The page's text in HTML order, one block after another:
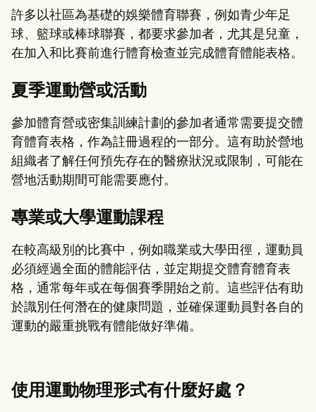
許多以社區為基礎的娛樂體育聯賽，例如青少年足
球、籃球或棒球聯賽，都要求參加者，尤其是兒童，
在加入和比賽前進行體育檢查並完成體育體能表格。
夏季運動營或活動
參加體育營或密集訓練計劃的參加者通常需要提交體
育體育表格，作為註冊過程的一部分。這有助於營地
組織者了解任何預先存在的醫療狀況或限制，可能在
營地活動期間可能需要應付。
專業或大學運動課程
在較高級別的比賽中，例如職業或大學田徑，運動員
必須經過全面的體能評估，並定期提交體育體育表
格，通常每年或在每個賽季開始之前。這些評估有助
於識別任何潛在的健康問題，並確保運動員對各自的
運動的嚴重挑戰有體能做好準備。
使用運動物理形式有什麼好處？